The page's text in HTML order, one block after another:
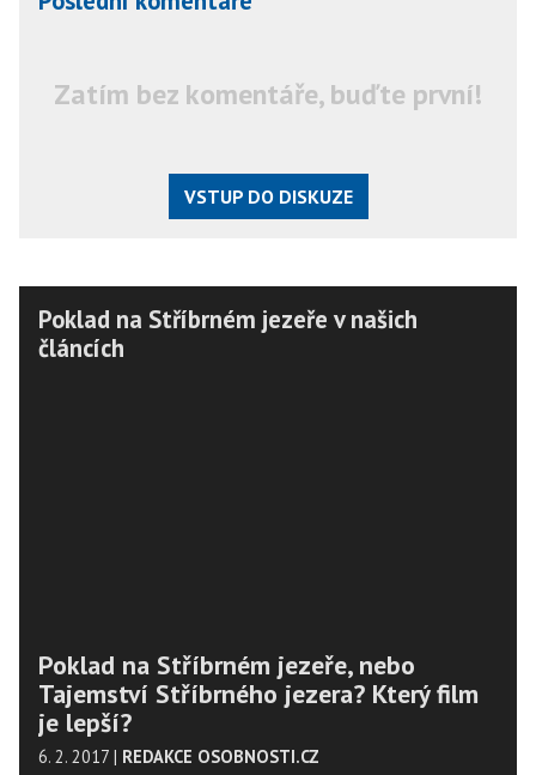
Zatím bez komentáře, buďte první!
VSTUP DO DISKUZE
Poklad na Stříbrném jezeře v našich
článcích
Poklad na Stříbrném jezeře, nebo
Tajemství Stříbrného jezera? Který film
je lepší?
6. 2. 2017 | REDAKCE OSOBNOSTI.CZ